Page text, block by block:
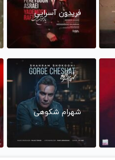
فریدون آسرایی
شهرام شکوهی